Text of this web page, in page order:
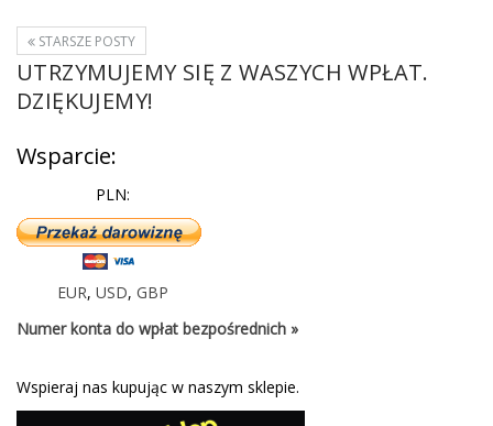
STARSZE POSTY
UTRZYMUJEMY SIĘ Z WASZYCH WPŁAT.
DZIĘKUJEMY!
Wsparcie:
PLN:
EUR, USD, GBP
Numer konta do wpłat bezpośrednich »
Wspieraj nas kupując w naszym sklepie.